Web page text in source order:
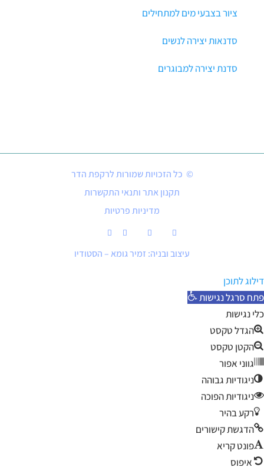
ציור בצבעי מים למתחילים
סדנאות יצירה לנשים
סדנת יצירה למבוגרים
© כל הזכויות שמורות לרקפת הדר
תקנון אתר ותנאי התקשרות
מדיניות פרטיות
עיצוב ובניה: זמיר גומא – הסטודיו
דילוג לתוכן
פתח סרגל נגישות
כלי נגישות
הגדל טקסט
הקטן טקסט
גווני אפור
ניגודיות גבוהה
ניגודיות הפוכה
רקע בהיר
הדגשת קישורים
פונט קריא
איפוס